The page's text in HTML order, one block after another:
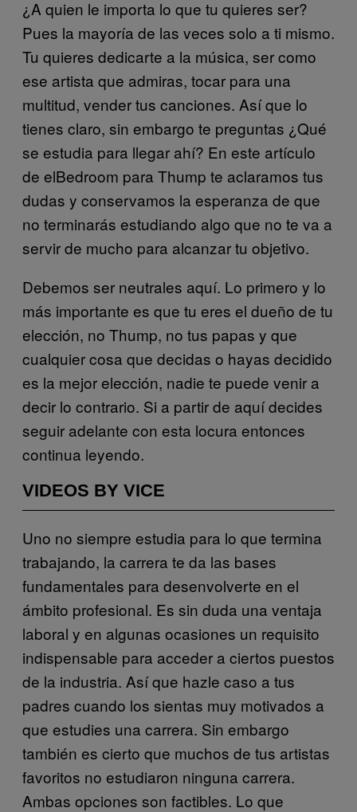
¿A quien le importa lo que tu quieres ser?
Pues la mayoría de las veces solo a ti mismo.
Tu quieres dedicarte a la música, ser como
ese artista que admiras, tocar para una
multitud, vender tus canciones. Así que lo
tienes claro, sin embargo te preguntas ¿Qué
se estudia para llegar ahí? En este artículo
de elBedroom para Thump te aclaramos tus
dudas y conservamos la esperanza de que
no terminarás estudiando algo que no te va a
servir de mucho para alcanzar tu objetivo.
Debemos ser neutrales aquí. Lo primero y lo
más importante es que tu eres el dueño de tu
elección, no Thump, no tus papas y que
cualquier cosa que decidas o hayas decidido
es la mejor elección, nadie te puede venir a
decir lo contrario. Si a partir de aquí decides
seguir adelante con esta locura entonces
continua leyendo.
VIDEOS BY VICE
Uno no siempre estudia para lo que termina
trabajando, la carrera te da las bases
fundamentales para desenvolverte en el
ámbito profesional. Es sin duda una ventaja
laboral y en algunas ocasiones un requisito
indispensable para acceder a ciertos puestos
de la industria. Así que hazle caso a tus
padres cuando los sientas muy motivados a
que estudies una carrera. Sin embargo
también es cierto que muchos de tus artistas
favoritos no estudiaron ninguna carrera.
Ambas opciones son factibles. Lo que